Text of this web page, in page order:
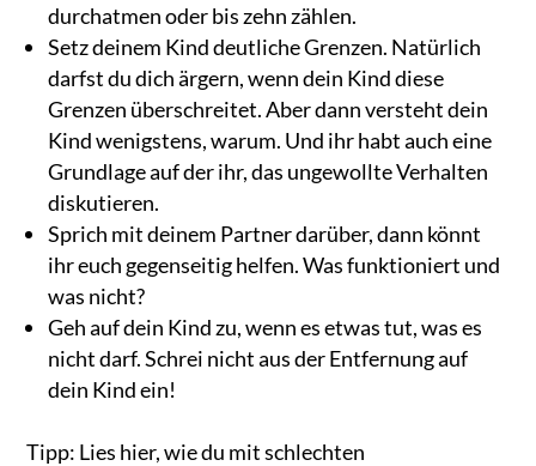
durchatmen oder bis zehn zählen.
Setz deinem Kind deutliche Grenzen. Natürlich
darfst du dich ärgern, wenn dein Kind diese
Grenzen überschreitet. Aber dann versteht dein
Kind wenigstens, warum. Und ihr habt auch eine
Grundlage auf der ihr, das ungewollte Verhalten
diskutieren.
Sprich mit deinem Partner darüber, dann könnt
ihr euch gegenseitig helfen. Was funktioniert und
was nicht?
Geh auf dein Kind zu, wenn es etwas tut, was es
nicht darf. Schrei nicht aus der Entfernung auf
dein Kind ein!
Tipp: Lies hier, wie du mit schlechten